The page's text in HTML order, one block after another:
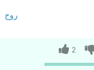
روح
2